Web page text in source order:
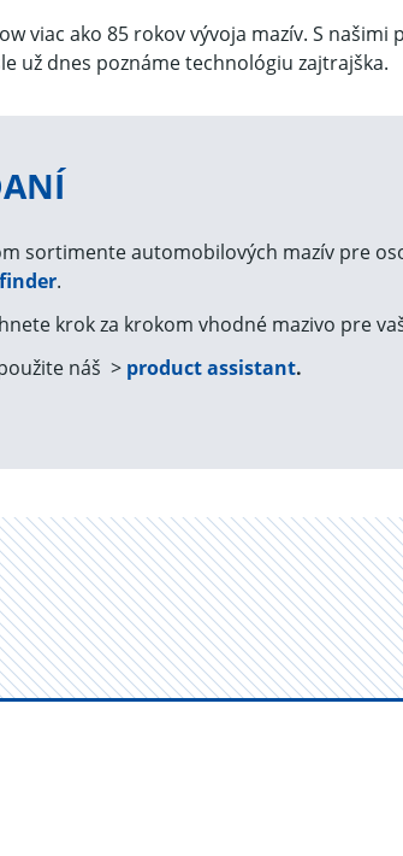
viac ako 85 rokov vývoja mazív. S
už dnes poznáme technológiu zajtrajška.
sortimente automobilových mazív pre
.
krok za krokom vhodné mazivo pre
náš > product assistant.